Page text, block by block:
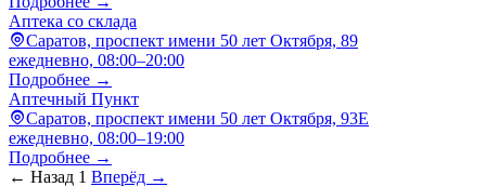
Аптека со склада
Саратов, проспект имени 50 лет Октября, 89
ежедневно, 08:00–20:00
Подробнее →
Аптечный Пункт
Саратов, проспект имени 50 лет Октября, 93Е
ежедневно, 08:00–19:00
Подробнее →
← Назад 1 Вперёд →